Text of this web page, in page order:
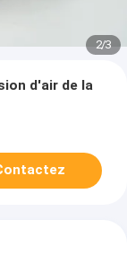
2/3
d'air de la